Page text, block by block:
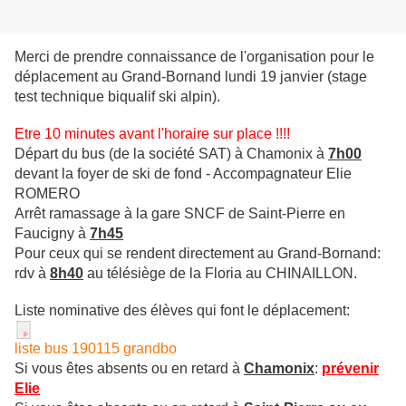
Merci de prendre connaissance de l'organisation pour le
déplacement au Grand-Bornand lundi 19 janvier (stage
test technique biqualif ski alpin).
Etre 10 minutes avant l'horaire sur place !!!!
Départ du bus (de la société SAT) à Chamonix à 7h00
devant la foyer de ski de fond - Accompagnateur Elie
ROMERO
Arrêt ramassage à la gare SNCF de Saint-Pierre en
Faucigny à 7h45
Pour ceux qui se rendent directement au Grand-Bornand:
rdv à 8h40 au télésiège de la Floria au CHINAILLON.
Liste nominative des élèves qui font le déplacement:
liste bus 190115 grandbo
Si vous êtes absents ou en retard à Chamonix: prévenir
Elie